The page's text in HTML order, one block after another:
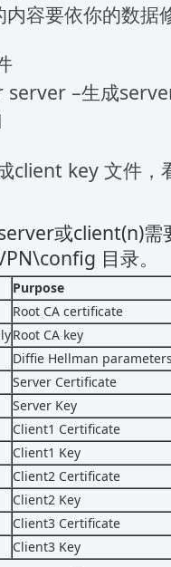
容要依你的数据
–生成
client key 文件，
或client(n)需
目录。
Purpose
Root CA certificate
Root CA key
Diffie Hellman
Server Certificate
Server Key
Client1 Certificate
Client1 Key
Client2 Certificate
Client2 Key
Client3 Certificate
Client3 Key